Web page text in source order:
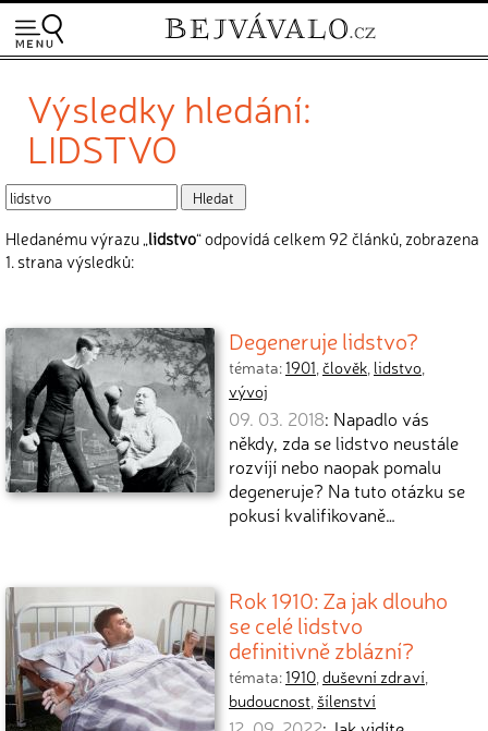
Výsledky hledání:
LIDSTVO
Hledanému výrazu „lidstvo“ odpovídá celkem 92 článků, zobrazena
1. strana výsledků:
Degeneruje lidstvo?
témata:1901,člověk, lidstvo,
vývoj
09. 03. 2018: Napadlo vás
někdy, zda se lidstvo neustále
rozvíjí nebo naopak pomalu
degeneruje? Na tuto otázku se
pokusí kvalifikovaně…
Rok 1910: Za jak dlouho
se celé lidstvo
definitivně zblázní?
témata:1910,duševní zdraví,
budoucnost, šílenství